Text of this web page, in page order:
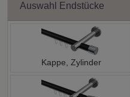
Auswahl Endstücke
Kappe, Zylinder